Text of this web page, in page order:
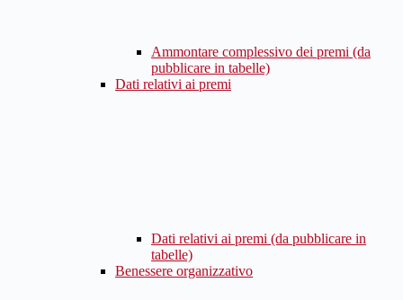
Ammontare complessivo dei premi (da
pubblicare in tabelle)
Dati relativi ai premi
Dati relativi ai premi (da pubblicare in
tabelle)
Benessere organizzativo